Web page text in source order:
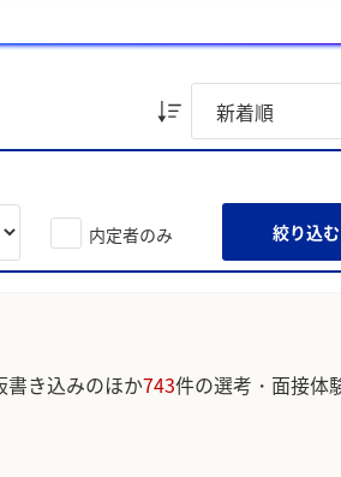
についてよく聞かれます。
「幅広い業界に関われること」を主な理由と
「勤務地の都合が合わなかったため」を主な理
識する」のような声が寄せられています。
投稿は下記の一覧からご確認ください。
内定者のみ 絞り込む
書き込みのほか743件の選考・面接体